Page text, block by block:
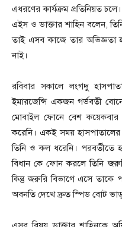
এধরণের কার্যক্রম প্রতিনিয়ত
এইস ও ডাক্তার শাহিন বলেন,
তাই এসব কাজে তার অভিজ্ঞতা
নাই।
রবিবার সকালে লংগদু
ইমারজেন্সি একজন গর্ভবতী
মোবাইল ফোনে বেশ
করেনি। একই সময়
তিনি ও কল ধরেনি। পরবর্তীতে
বিধান কে ফোন করলে তিনি
কিন্তু জরুরি বিভাগে এসে তাকে
অবনতি দেখে দ্রুত স্পিড বোট